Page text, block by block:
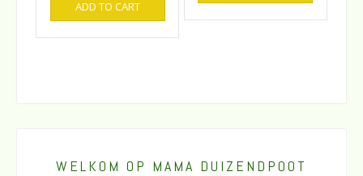
ADD TO CART
WELKOM OP MAMA DUIZENDPOOT